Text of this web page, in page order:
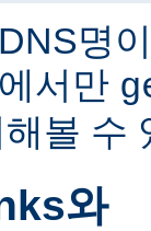
명
서만
볼 수
와